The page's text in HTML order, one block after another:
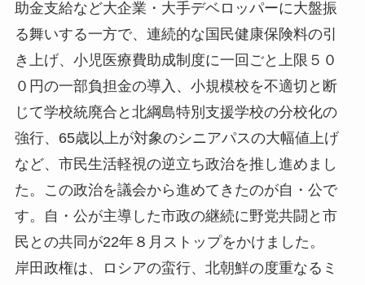
助金支給など大企業・大手デベロッパーに大盤振
る舞いする一方で、連続的な国民健康保険料の引
き上げ、小児医療費助成制度に一回ごと上限５０
０円の一部負担金の導入、小規模校を不適切と断
じて学校統廃合と北綱島特別支援学校の分校化の
強行、65歳以上が対象のシニアパスの大幅値上げ
など、市民生活軽視の逆立ち政治を推し進めまし
た。この政治を議会から進めてきたのが自・公で
す。自・公が主導した市政の継続に野党共闘と市
民との共同が22年８月ストップをかけました。
岸田政権は、ロシアの蛮行、北朝鮮の度重なるミ